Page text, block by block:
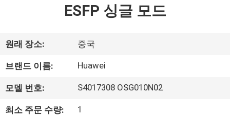
우
리
에
대
ESFP 싱글 모드
원래 장소: 중국
브랜드 이름: Huawei
모델 번호: S4017308 OSG010N02
최소 주문 수량: 1